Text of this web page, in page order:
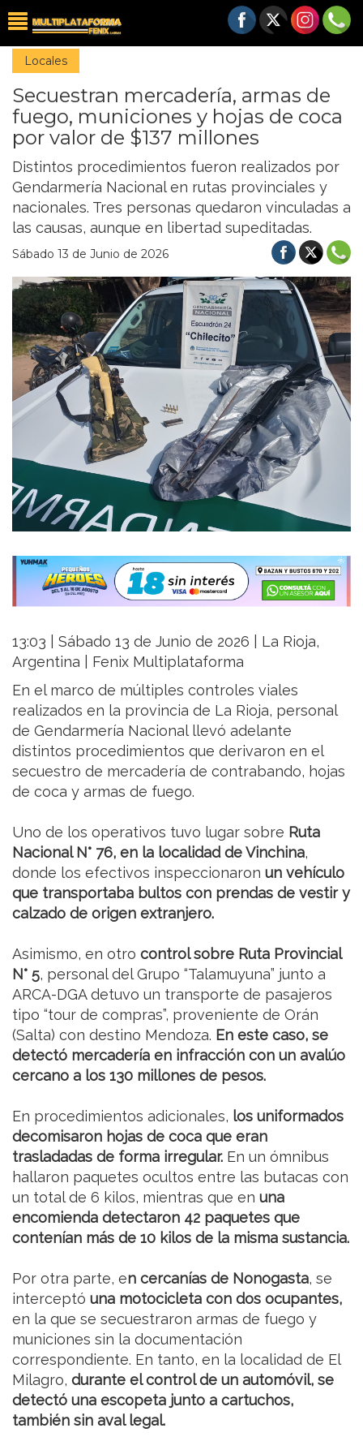
Locales
Secuestran mercadería, armas de
fuego, municiones y hojas de coca
por valor de $137 millones
Distintos procedimientos fueron realizados por
Gendarmería Nacional en rutas provinciales y
nacionales. Tres personas quedaron vinculadas a
las causas, aunque en libertad supeditadas.
Sábado 13 de Junio de 2026
13:03 | Sábado 13 de Junio de 2026 | La Rioja,
Argentina | Fenix Multiplataforma
En el marco de múltiples controles viales
realizados en la provincia de La Rioja, personal
de Gendarmería Nacional llevó adelante
distintos procedimientos que derivaron en el
secuestro de mercadería de contrabando, hojas
de coca y armas de fuego.
Uno de los operativos tuvo lugar sobre Ruta
Nacional N° 76, en la localidad de Vinchina,
donde los efectivos inspeccionaron un vehículo
que transportaba bultos con prendas de vestir y
calzado de origen extranjero.
Asimismo, en otro control sobre Ruta Provincial
N° 5, personal del Grupo “Talamuyuna” junto a
ARCA-DGA detuvo un transporte de pasajeros
tipo “tour de compras”, proveniente de Orán
(Salta) con destino Mendoza. En este caso, se
detectó mercadería en infracción con un avalúo
cercano a los 130 millones de pesos.
En procedimientos adicionales, los uniformados
decomisaron hojas de coca que eran
trasladadas de forma irregular. En un ómnibus
hallaron paquetes ocultos entre las butacas con
un total de 6 kilos, mientras que en una
encomienda detectaron 42 paquetes que
contenían más de 10 kilos de la misma sustancia.
Por otra parte, en cercanías de Nonogasta, se
interceptó una motocicleta con dos ocupantes,
en la que se secuestraron armas de fuego y
municiones sin la documentación
correspondiente. En tanto, en la localidad de El
Milagro, durante el control de un automóvil, se
detectó una escopeta junto a cartuchos,
también sin aval legal.